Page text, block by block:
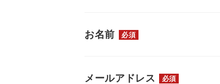
お名前 必須
メールアドレス 必須